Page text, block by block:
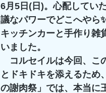
6月5日(日)。心配してい
議なパワーでどこへやら
キッチンカーと手作り雑
いました。
コルセイルは今回、こ
とドキドキを添えるため
の謝肉祭」では、本当に